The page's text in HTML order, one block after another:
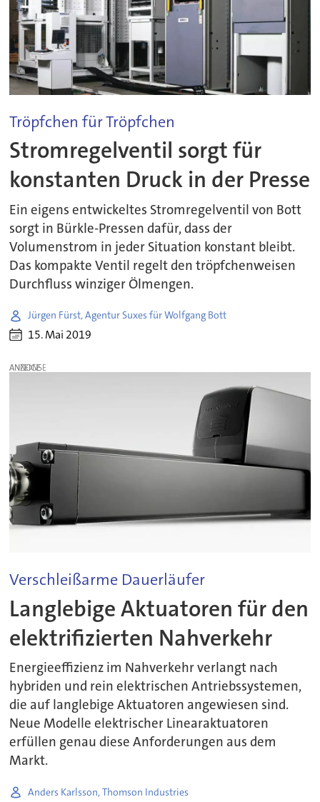
Tröpfchen für Tröpfchen
Stromregelventil sorgt für
konstanten Druck in der Presse
Ein eigens entwickeltes Stromregelventil von Bott
sorgt in Bürkle-Pressen dafür, dass der
Volumenstrom in jeder Situation konstant bleibt.
Das kompakte Ventil regelt den tröpfchenweisen
Durchfluss winziger Ölmengen.
Jürgen Fürst, Agentur Suxes für Wolfgang Bott
15. Mai 2019
ANZEIGE
Verschleißarme Dauerläufer
Langlebige Aktuatoren für den
elektrifizierten Nahverkehr
Energieeffizienz im Nahverkehr verlangt nach
hybriden und rein elektrischen Antriebssystemen,
die auf langlebige Aktuatoren angewiesen sind.
Neue Modelle elektrischer Linearaktuatoren
erfüllen genau diese Anforderungen aus dem
Markt.
Anders Karlsson, Thomson Industries